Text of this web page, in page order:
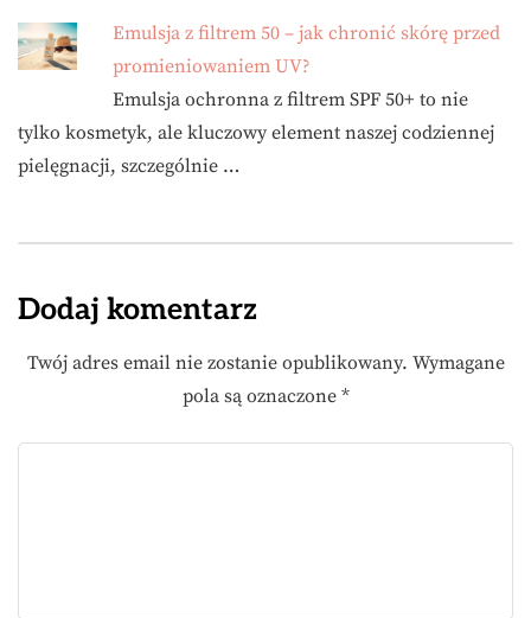
Emulsja z filtrem 50 – jak chronić skórę przed
promieniowaniem UV?
Emulsja ochronna z filtrem SPF 50+ to nie
tylko kosmetyk, ale kluczowy element naszej codziennej
pielęgnacji, szczególnie …
Dodaj komentarz
Twój adres email nie zostanie opublikowany. Wymagane
pola są oznaczone *